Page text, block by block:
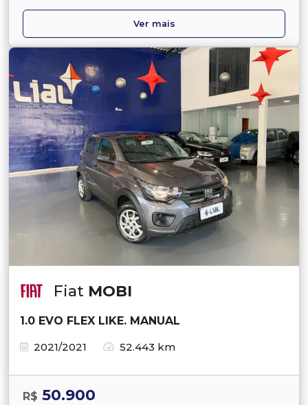
Ver mais
Fiat MOBI
1.0 EVO FLEX LIKE. MANUAL
2021/2021
52.443 km
R$ 50.900